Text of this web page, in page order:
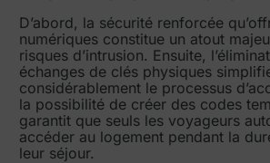
D’abord, la sécurité renforcée
numériques constitue un atout
risques d’intrusion. Ensuite,
échanges de clés physiques
considérablement le processus
la possibilité de créer des codes
garantit que seuls les voyageurs
accéder au logement pendant la
leur séjour.